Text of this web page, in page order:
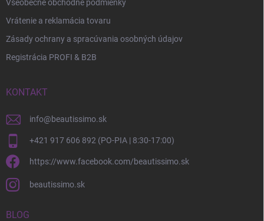
Všeobecné obchodné podmienky
Vrátenie a reklamácia tovaru
Zásady ochrany a spracúvania osobných údajov
Registrácia PROFI & B2B
KONTAKT
info@beautissimo.sk
+421 917 606 892 (PO-PIA | 8:30-17:00)
https://www.facebook.com/beautissimo.sk
beautissimo.sk
BLOG